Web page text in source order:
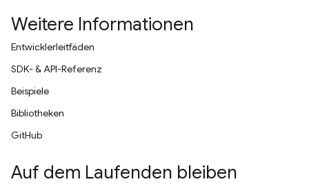
Weitere Informationen
Entwicklerleitfäden
SDK- & API-Referenz
Beispiele
Bibliotheken
GitHub
Auf dem Laufenden bleiben